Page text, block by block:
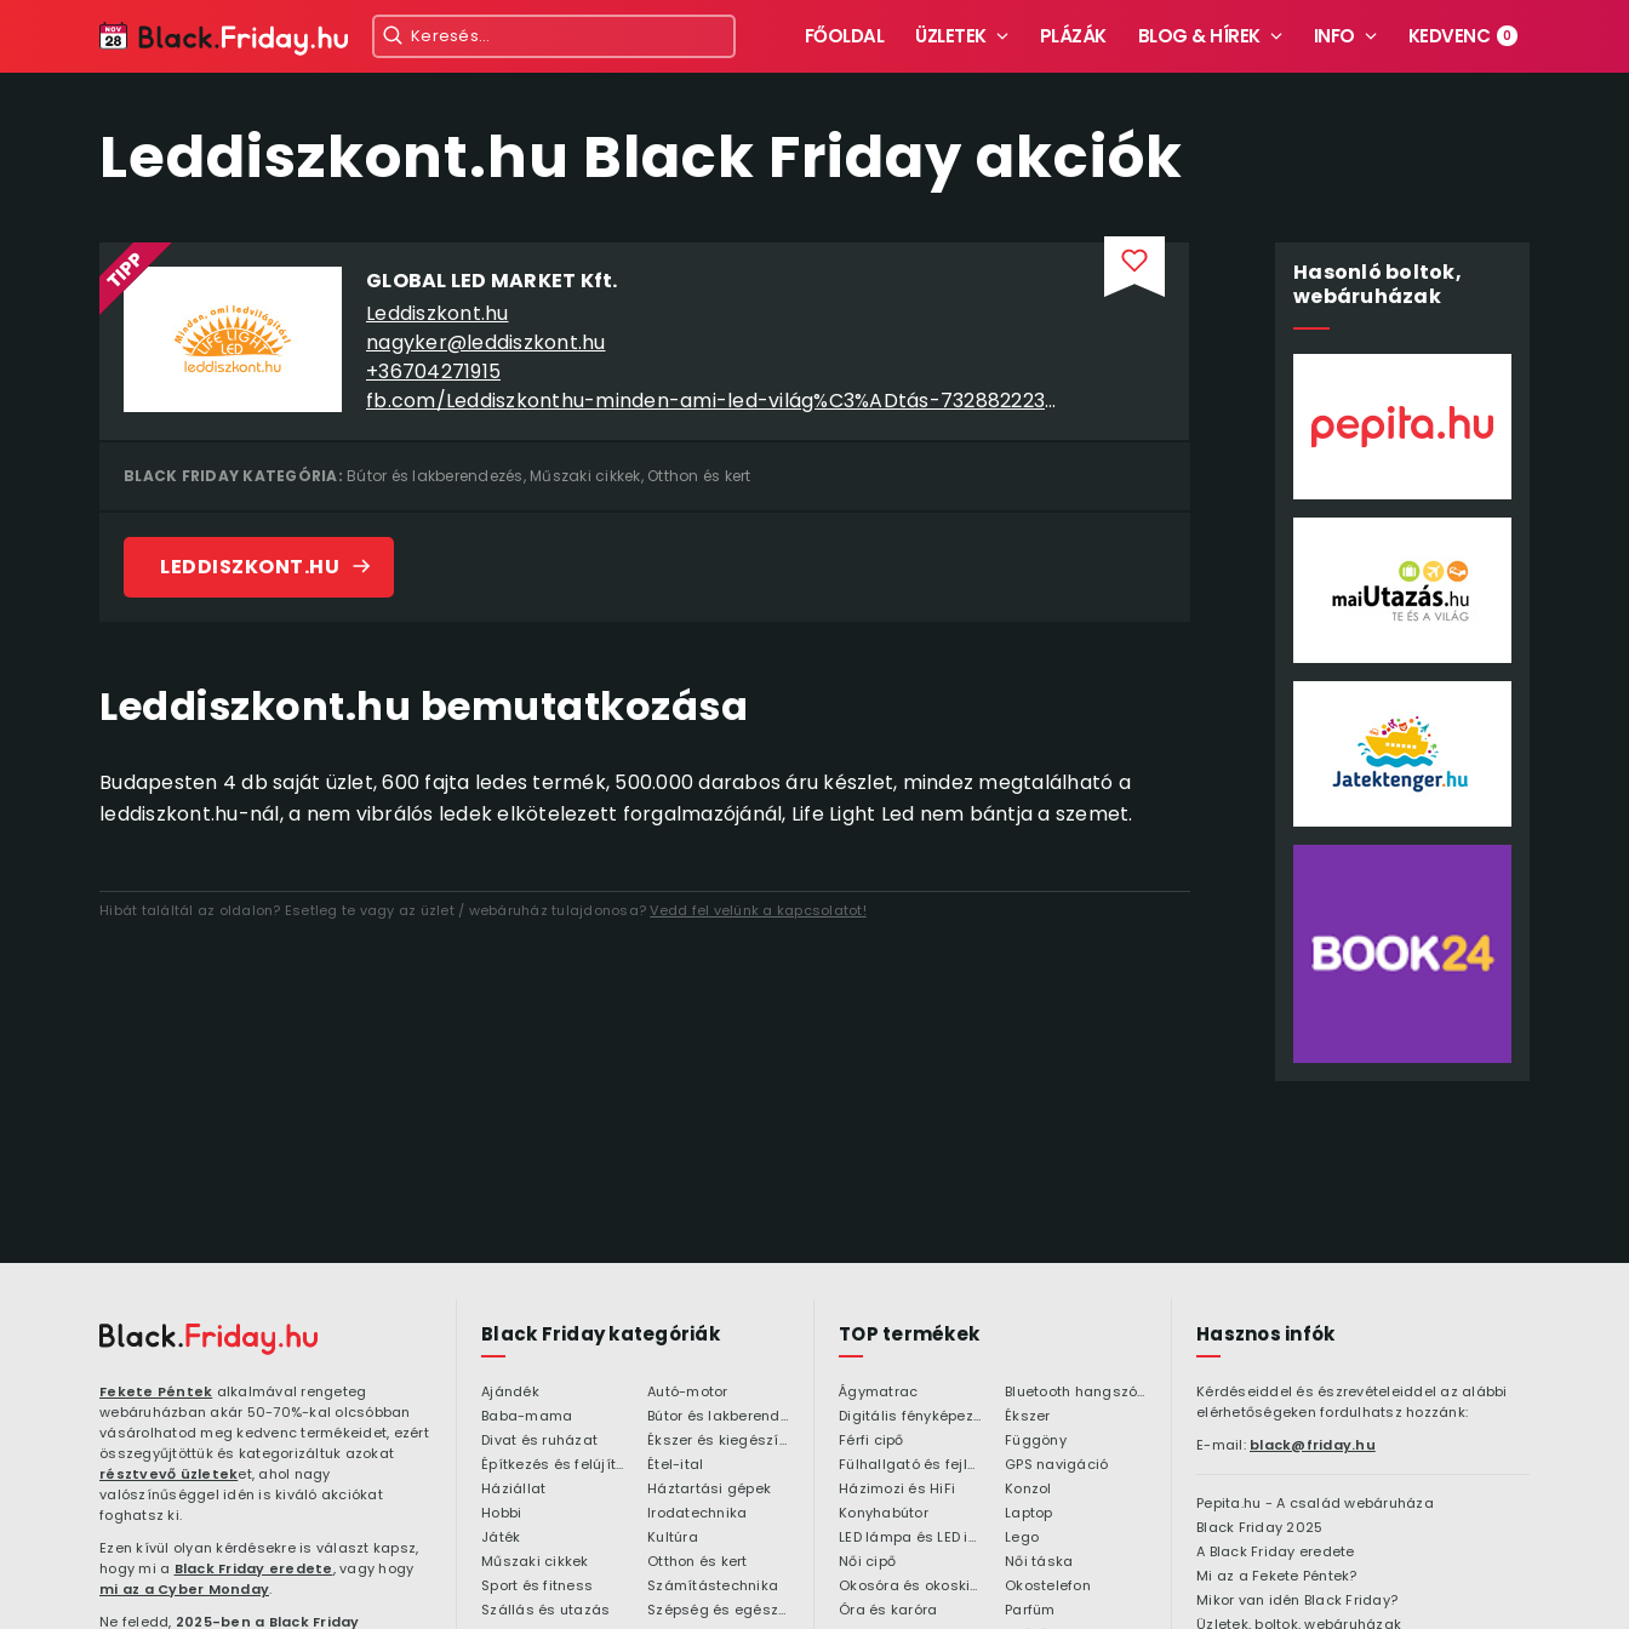
FŐOLDAL ÜZLETEK PLÁZÁK BLOG & HÍREK INFO KEDVENC 0
Leddiszkont.hu Black Friday akciók
GLOBAL LED MARKET Kft.
Leddiszkont.hu
nagyker@leddiszkont.hu
+36704271915
fb.com/Leddiszkonthu-minden-ami-led-világ%C3%ADtás-732882223395384
BLACK FRIDAY KATEGÓRIA: Bútor és lakberendezés, Műszaki cikkek, Otthon és kert
LEDDISZKONT.HU
Leddiszkont.hu bemutatkozása
Budapesten 4 db saját üzlet, 600 fajta ledes termék, 500.000 darabos áru készlet, mindez megtalálható a
leddiszkont.hu-nál, a nem vibrálós ledek elkötelezett forgalmazójánál, Life Light Led nem bántja a szemet.
Hibát találtál az oldalon? Esetleg te vagy az üzlet / webáruház tulajdonosa?Vedd fel velünk a kapcsolatot!
Hasonló boltok,
webáruházak
Fekete Péntek alkalmával rengeteg
webáruházban akár 50-70%-kal olcsóbban
vásárolhatod meg kedvenc termékeidet, ezért
összegyűjtöttük és kategorizáltuk azokat
résztvevő üzleteket, ahol nagy
valószínűséggel idén is kiváló akciókat
foghatsz ki.
Ezen kívül olyan kérdésekre is választ kapsz,
hogy mi a Black Friday eredete, vagy hogy
mi az a Cyber Monday.
Ne feledd, 2025-ben a Black Friday
Black Friday kategóriák
Ajándék
Autó-motor
Baba-mama
Bútor és lakberendezés
Divat és ruházat
Ékszer és kiegészítő
Építkezés és felújítás
Étel-ital
Háziállat
Háztartási gépek
Hobbi
Irodatechnika
Játék
Kultúra
Műszaki cikkek
Otthon és kert
Sport és fitness
Számítástechnika
Szállás és utazás
Szépség és egészség
TOP termékek
Ágymatrac
Bluetooth hangszóró
Digitális fényképezőgép
Ékszer
Férfi cipő
Függöny
Fülhallgató és fejlhallgató
GPS navigáció
Házimozi és HiFi
Konzol
Konyhabútor
Laptop
LED lámpa és LED izzó
Lego
Női cipő
Női táska
Okosóra és okoskiegészítő
Okostelefon
Óra és karóra
Parfüm
Hasznos infók
Kérdéseiddel és észrevételeiddel az alábbi
elérhetőségeken fordulhatsz hozzánk:
E-mail: black@friday.hu
Pepita.hu - A család webáruháza
Black Friday 2025
A Black Friday eredete
Mi az a Fekete Péntek?
Mikor van idén Black Friday?
Üzletek, boltok, webáruházak